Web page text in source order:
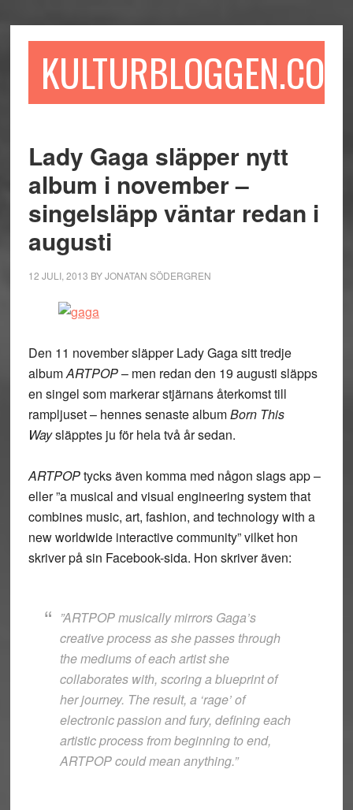
till
till
sidofältet
till
KULTURBLOGGEN.COM
Lady Gaga släpper nytt
album i november –
singelsläpp väntar redan i
augusti
12 JULI, 2013 BYJONATAN SÖDERGREN
Den 11 november släpper Lady Gaga sitt tredje
albumARTPOP– men redan den 19 augusti släpps
en singel som markerar stjärnans återkomst till
rampljuset – hennes senaste albumBorn This
Waysläpptes ju för hela två år sedan.
ARTPOPtycks även komma med någon slags app –
eller ”a musical and visual engineering system that
combines music, art, fashion, and technology with a
new worldwide interactive community” vilket hon
skriver på sin Facebook-sida. Hon skriver även:
”ARTPOP musically mirrors Gaga’s
creative process as she passes through
the mediums of each artist she
collaborates with, scoring a blueprint of
her journey. The result, a ‘rage’ of
electronic passion and fury, defining each
artistic process from beginning to end,
ARTPOP could mean anything.”